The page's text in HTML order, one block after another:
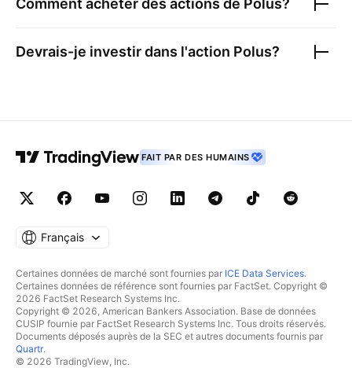
Comment acheter des actions de Polus?
Devrais-je investir dans l'action Polus?
FAIT PAR DES HUMAINS
Français
Certaines données de marché sont fournies par ICE Data Services.
Certaines données de référence sont fournies par FactSet. Copyright ©
2026 FactSet Research Systems Inc.
Copyright © 2026, American Bankers Association. Base de données
CUSIP fournie par FactSet Research Systems Inc. Tous droits réservés.
Documents déposés auprès de la SEC et autres documents fournis par
Quartr.
© 2026 TradingView, Inc.